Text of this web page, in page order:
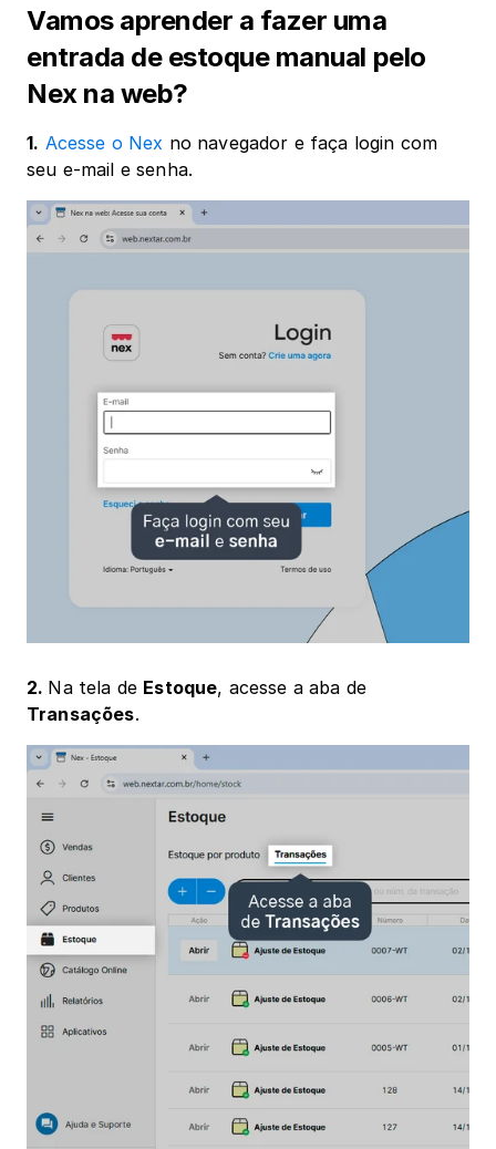
‍Vamos aprender a fazer uma
entrada de estoque manual pelo
Nex na web?
1. Acesse o Nex no navegador e faça login com
seu e-mail e senha.
2. Na tela de Estoque
Transações.